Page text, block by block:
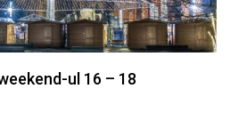
ul 16 – 18